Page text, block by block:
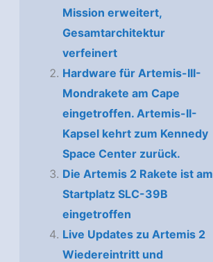
Mission erweitert,
Gesamtarchitektur
verfeinert
Hardware für Artemis-III-
Mondrakete am Cape
eingetroffen. Artemis-II-
Kapsel kehrt zum Kennedy
Space Center zurück.
Die Artemis 2 Rakete ist am
Startplatz SLC-39B
eingetroffen
Live Updates zu Artemis 2
Wiedereintritt und